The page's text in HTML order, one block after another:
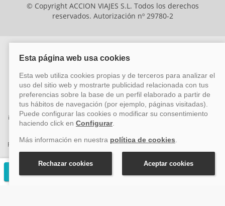
© Copyright ACCION VIAJES S.L. Todos los derechos
reservados. Autorización nº 29780-2
ACCION VIAJES SL ha sido beneficiaria del Fondo Europeo de Desarrollo
Regional (FEDER), cuyo objetivo es mejorar la competitividad de las pymes
mediante el impulso de la innovación, el desarrollo tecnológico, la
investigación de calidad y el uso seguro y fiable del ciberespacio. Gracias a
esta financiación, la empresa ha puesto en marcha un Plan de Acción
promoviendo la innovación y la ciberseguridad. Para ello, ha contado con el
apoyo de los programas Pyme Innova y Pyme Cibersegura de la Cámara
de Comercio de Málaga. #EuropaSeSiente